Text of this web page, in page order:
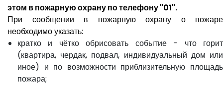
этом в пожарную охрану по телефону "01".
При сообщении в пожарную охрану о пожаре
необходимо указать:
кратко и чётко обрисовать событие - что горит
(квартира, чердак, подвал, индивидуальный дом или
иное) и по возможности приблизительную площадь
пожара;